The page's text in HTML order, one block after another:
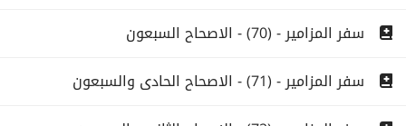
سفر المزامير - (70) - الاصحاح السبعون
سفر المزامير - (71) - الاصحاح الحادى والسبعون